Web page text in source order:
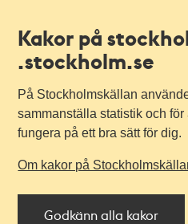
Kakor på
.stockholm.se
På Stockholmskällan
sammanställa statistik och
fungera på ett bra sätt för dig.
Om kakor på
Godkänn alla kakor